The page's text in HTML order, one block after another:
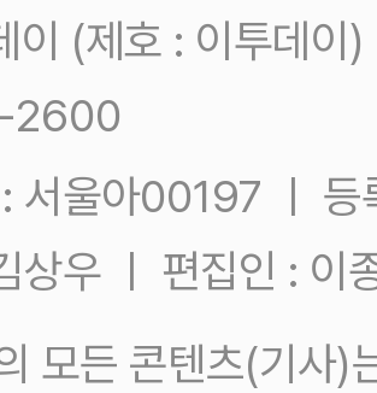
이 (제호 : 이투데
2600
: 서울아00197 ㅣ
상우 ㅣ 편집인 : 이
모든 콘텐츠(기사)